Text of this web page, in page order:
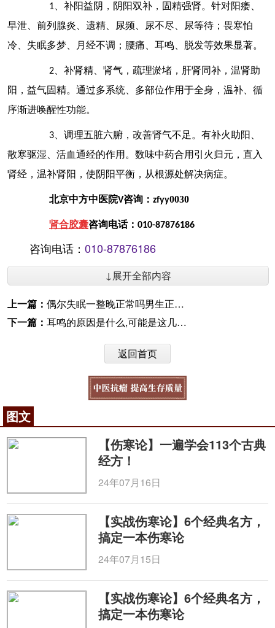
1、补阳益阴，阴阳双补，固精强肾。针对阳痿、
早泄、前列腺炎、遗精、尿频、尿不尽、尿等待；畏寒怕
冷、失眠多梦、月经不调；腰痛、耳鸣、脱发等效果显著。
2、补肾精、肾气，疏理淤堵，肝肾同补，温肾助
阳，益气固精。通过多系统、多部位作用于全身，温补、循
序渐进唤醒性功能。
3、调理五脏六腑，改善肾气不足。有补火助阳、
散寒驱湿、活血通经的作用。数味中药合用引火归元，直入
肾经，温补肾阳，使阴阳平衡，从根源处解决病症。
北京中方中医院V咨询： zfyy0030
肾合胶囊咨询电话： 010-87876186
咨询电话： 010-87876186
↓展开全部内容
上一篇： 偶尔失眠一整晚正常吗男生正常吗，白露下的上热下寒——肾合JJN
下一篇： 耳鸣的原因是什么,可能是这几个原因导致——深入探索耳鸣的根源与防治
返回首页
图文
【伤寒论】一遍学会113个古典
经方！
24年07月16日
【实战伤寒论】6个经典名方，
搞定一本伤寒论
24年07月15日
【实战伤寒论】6个经典名方，
搞定一本伤寒论